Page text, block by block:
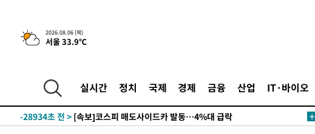
2026.08.06 (목)
서울 33.9℃
실시간 정치 국제 경제 금융 산업 IT·바이오
1시간 전 >[속보] "이란-오만, 호르무즈 해협 통행 항로 합의" 이란 외무부 대변인
-31057초 전 >[속보]산업장관 "李정부, 원전 반대 안해…안정 전력 위해 불가피"
-29141초 전 >
[속보]산업장관 "美무역법 제301조 과잉생산 결과 발표 8월 중 예
-28934초 전 >
-28206초 전 > [속보]전남광주 초대 시민추천 부시장에 백승주·윤난실